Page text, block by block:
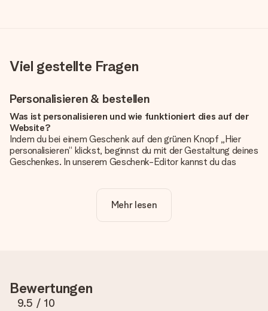
Viel gestellte Fragen
Personalisieren & bestellen
Was ist personalisieren und wie funktioniert dies auf der
Website?
Indem du bei einem Geschenk auf den grünen Knopf „Hier
personalisieren“ klickst, beginnst du mit der Gestaltung deines
Geschenkes. In unserem Geschenk-Editor kannst du das
noch eines unserer angebotenen Designs, um deinem
Geschenk die perfekte Ausstrahlung zu verleihen.
Wir möchten sicherstellen, dass du mit deinem Geschenk
rundum zufrieden bist. Deshalb ist es wichtig, qualitativ
Mehr lesen
Bewertungen
9.5 / 10